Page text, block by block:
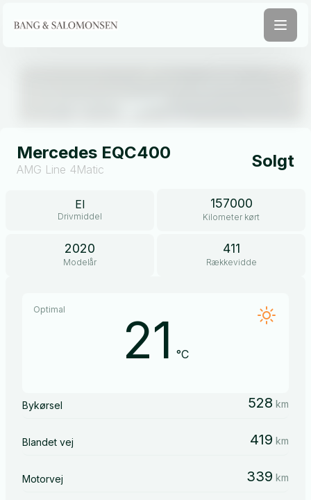
Mercedes EQC400
AMG Line 4Matic Solgt
El
Drivmiddel
157000
Kilometer kørt
2020
Modelår
411
Rækkevidde
Optimal
21 °C
Bykørsel 528 km
Blandet vej 419 km
Motorvej 339 km